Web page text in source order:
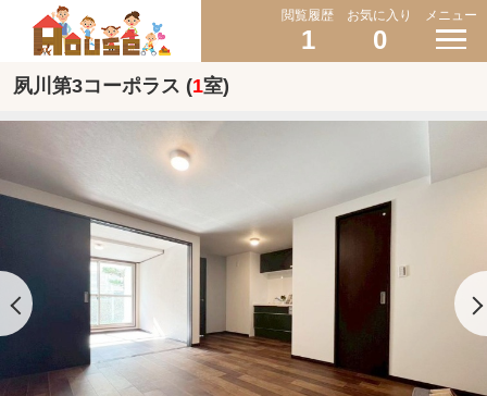
閲覧履歴
1
お気に入り
0
メニュー
夙川第3コーポラス (1室)